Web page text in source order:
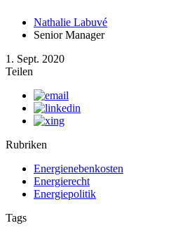
Nathalie Labuvé
Senior Manager
1. Sept. 2020
Teilen
Rubriken
Energienebenkosten
Energierecht
Energiepolitik
Tags